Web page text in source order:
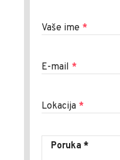
Vaše ime *
E-mail *
Lokacija *